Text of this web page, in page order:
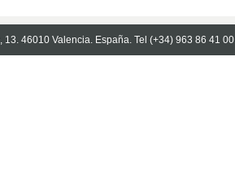
46010 Valencia. España. Tel (+34) 963 86 41 00